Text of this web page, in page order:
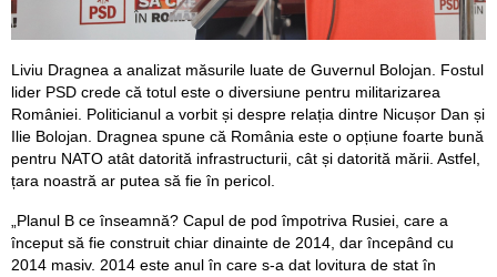
Liviu Dragnea a analizat măsurile luate de Guvernul Bolojan. Fostul
lider PSD crede că totul este o diversiune pentru militarizarea
României. Politicianul a vorbit și despre relația dintre Nicușor Dan și
Ilie Bolojan. Dragnea spune că România este o opțiune foarte bună
pentru NATO atât datorită infrastructurii, cât și datorită mării. Astfel,
țara noastră ar putea să fie în pericol.
„Planul B ce înseamnă? Capul de pod împotriva Rusiei, care a
început să fie construit chiar dinainte de 2014, dar începând cu
2014 masiv. 2014 este anul în care s-a dat lovitura de stat în